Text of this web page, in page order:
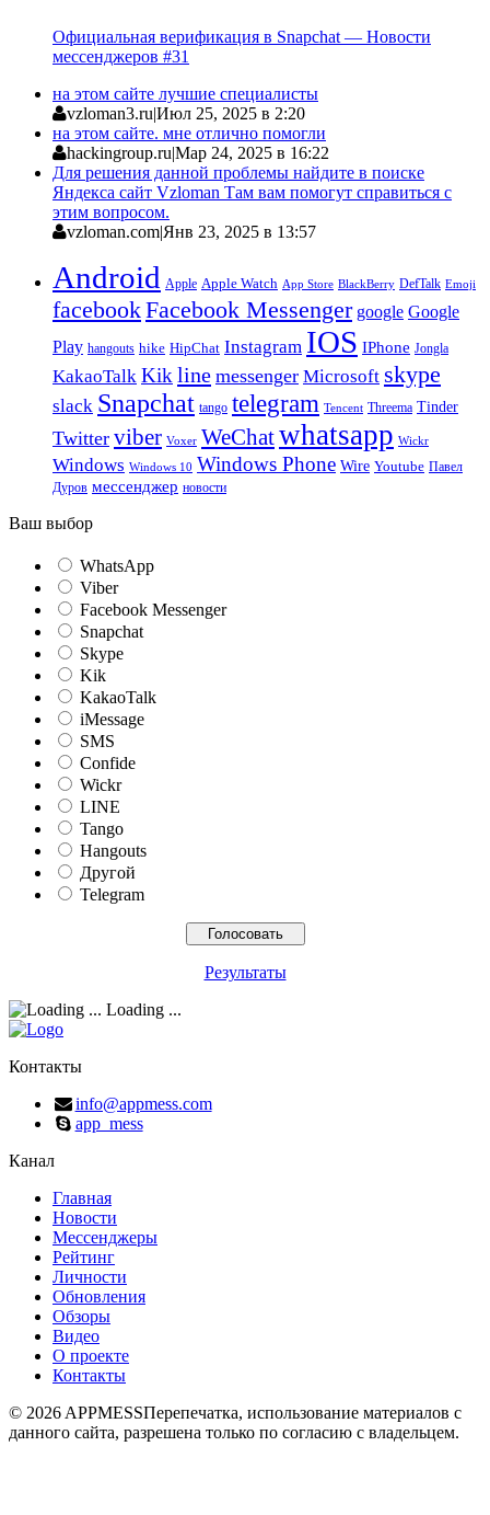
Официальная верификация в Snapchat — Новости
мессенджеров #31
на этом сайте лучшие специалисты
vzloman3.ru|Июл 25, 2025 в 2:20
на этом сайте. мне отлично помогли
hackingroup.ru|Мар 24, 2025 в 16:22
Для решения данной проблемы найдите в поиске
Яндекса сайт Vzloman Там вам помогут справиться с
этим вопросом.
vzloman.com|Янв 23, 2025 в 13:57
Android Apple Apple Watch App Store BlackBerry DefTalk Emoji
facebookFacebook Messenger google Google
Play hangouts hike HipChat Instagram IOS IPhone Jongla
KakaoTalk Kik line messenger Microsoft skype
slack Snapchat tango telegram Tencent Threema Tinder
Twitter viber Voxer WeChatwhatsapp Wickr
Windows Windows 10 Windows Phone Wire Youtube Павел
Дуров мессенджер новости
Ваш выбор
WhatsApp
Viber
Facebook Messenger
Snapchat
Skype
Kik
KakaoTalk
iMessage
SMS
Confide
Wickr
LINE
Tango
Hangouts
Другой
Telegram
Результаты
Loading ...
Контакты
info@appmess.com
app_mess
Канал
Главная
Новости
Мессенджеры
Рейтинг
Личности
Обновления
Обзоры
Видео
О проекте
Контакты
© 2026 APPMESSПерепечатка, использование материалов с
данного сайта, разрешена только по согласию с владельцем.